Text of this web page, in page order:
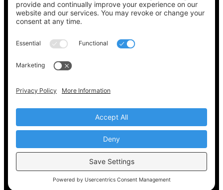
lugar de votación, verifique el estado de su
registro y obtenga toda la información
electoral que necesita enVote411.org.
Por favor no utilice:
Derechos de autor © 2022-2024 Coalición de
acceso al voto para todos